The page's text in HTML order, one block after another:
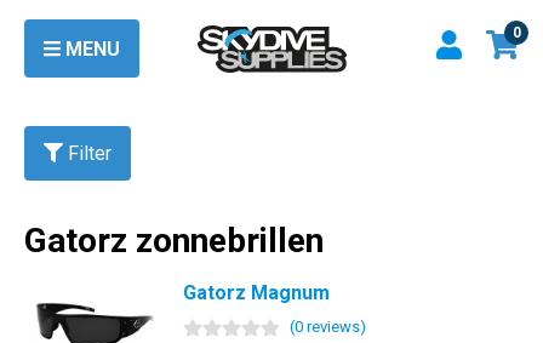
MENU
0
Filter
Gatorz zonnebrillen
Gatorz Magnum
(0reviews)